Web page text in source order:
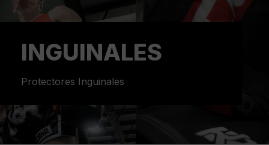
INGUINALES
Protectores Inguinales